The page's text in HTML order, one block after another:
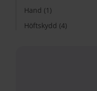
Hand (1)
Höftskydd (4)